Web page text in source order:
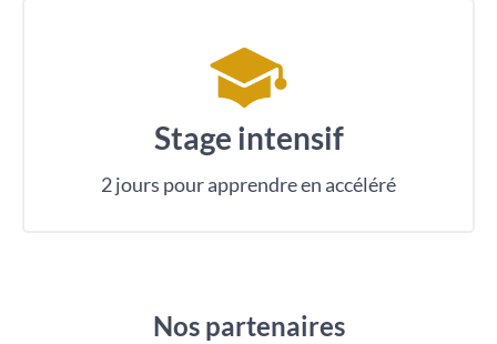
Stage intensif
2 jours pour apprendre en accéléré
Nos partenaires